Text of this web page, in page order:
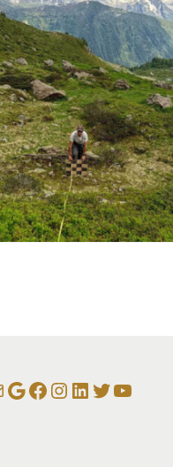
Google
Facebook
Instagram
LinkedIn
Twitter
YouTube